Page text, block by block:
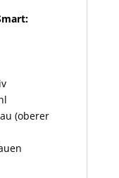
(oberer